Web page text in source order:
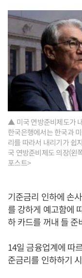
▲ 미국 연방준비제도가
한국은행에서는 한국과
리를 따라서 내리기가 쉽
국 연방준비제도 의장(왼
포스트>
기준금리 인하에 손
를 강하게 예고함에
하 카드를 꺼내 들
14일 금융업계에 따
준금리를 인하하기